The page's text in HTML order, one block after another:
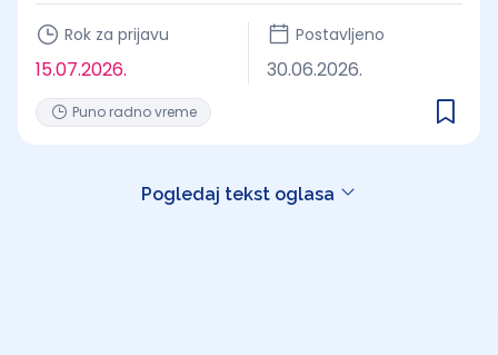
Rok za prijavu
15.07.2026.
Postavljeno
30.06.2026.
Puno radno vreme
Pogledaj tekst oglasa